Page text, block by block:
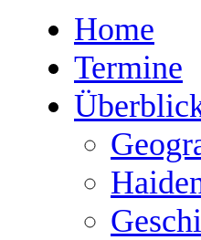
Home
Termine